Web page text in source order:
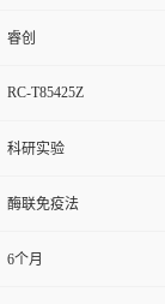
睿创
RC-T85425Z
科研实验
酶联免疫法
6个月